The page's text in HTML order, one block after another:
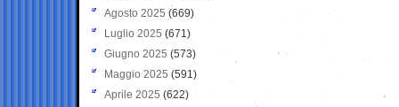
Agosto 2025 (669)
Luglio 2025 (671)
Giugno 2025 (573)
Maggio 2025 (591)
Aprile 2025 (622)